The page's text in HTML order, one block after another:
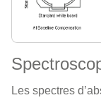
Les spectres